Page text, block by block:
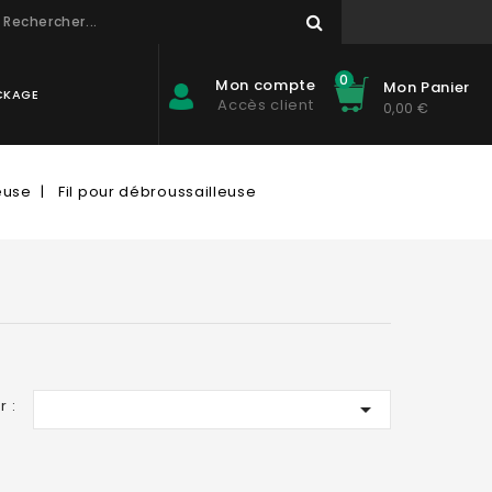
Mon compte
Accès client
Mon Panier
0
0,00 €
Fil pour débroussailleuse
: 